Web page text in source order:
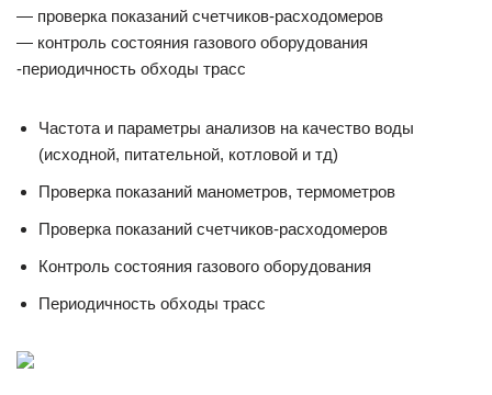
— проверка показаний счетчиков-расходомеров
— контроль состояния газового оборудования
-периодичность обходы трасс
Частота и параметры анализов на качество воды
(исходной, питательной, котловой и тд)
Проверка показаний манометров, термометров
Проверка показаний счетчиков-расходомеров
Контроль состояния газового оборудования
Периодичность обходы трасс